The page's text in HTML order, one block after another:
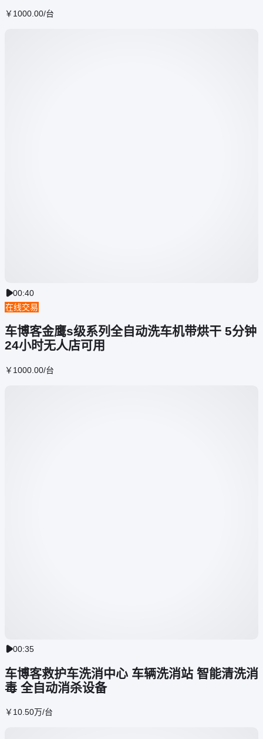
￥ 1000.00/台
00:40
在线交易
车博客金鹰s级系列全自动洗车机带烘干 5分钟
24小时无人店可用
￥ 1000 .00/台
00:35
车博客救护车洗消中心 车辆洗消站 智能清洗消
毒 全自动消杀设备
￥ 10 .50万/台